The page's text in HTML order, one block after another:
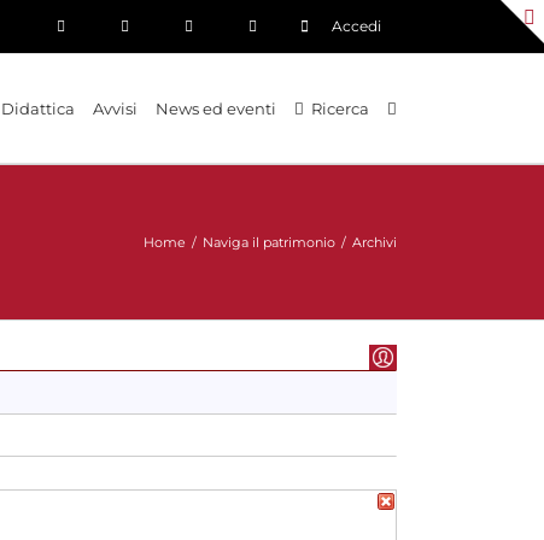
Accedi
Didattica Avvisi News ed eventi Ricerca
Home / Naviga il patrimonio / Archivi